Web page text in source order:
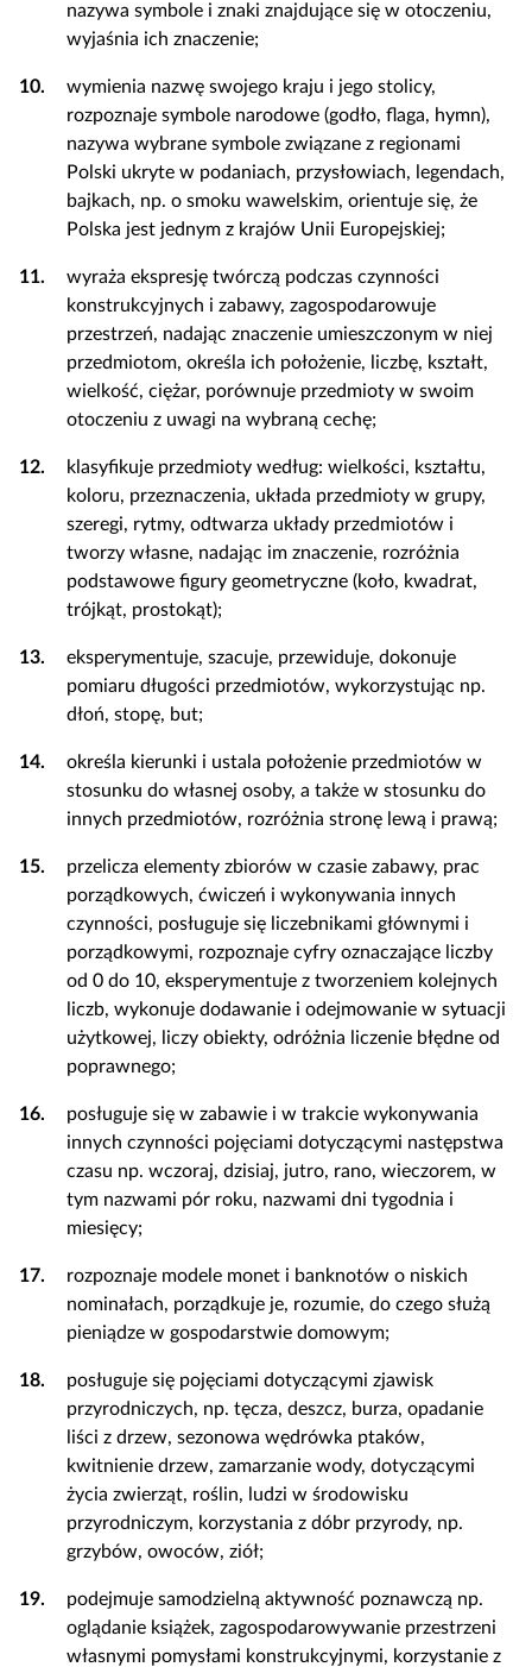
nazywa symbole i znaki znajdujące się w otoczeniu,
wyjaśnia ich znaczenie;
10.
wymienia nazwę swojego kraju i jego stolicy,
rozpoznaje symbole narodowe (godło, flaga, hymn),
nazywa wybrane symbole związane z regionami
Polski ukryte w podaniach, przysłowiach, legendach,
bajkach, np. o smoku wawelskim, orientuje się, że
Polska jest jednym z krajów Unii Europejskiej;
11.
wyraża ekspresję twórczą podczas czynności
konstrukcyjnych i zabawy, zagospodarowuje
przestrzeń, nadając znaczenie umieszczonym w niej
przedmiotom, określa ich położenie, liczbę, kształt,
wielkość, ciężar, porównuje przedmioty w swoim
otoczeniu z uwagi na wybraną cechę;
12.
klasyfikuje przedmioty według: wielkości, kształtu,
koloru, przeznaczenia, układa przedmioty w grupy,
szeregi, rytmy, odtwarza układy przedmiotów i
tworzy własne, nadając im znaczenie, rozróżnia
podstawowe figury geometryczne (koło, kwadrat,
trójkąt, prostokąt);
13.
eksperymentuje, szacuje, przewiduje, dokonuje
pomiaru długości przedmiotów, wykorzystując np.
dłoń, stopę, but;
14.
określa kierunki i ustala położenie przedmiotów w
stosunku do własnej osoby, a także w stosunku do
innych przedmiotów, rozróżnia stronę lewą i prawą;
15.
przelicza elementy zbiorów w czasie zabawy, prac
porządkowych, ćwiczeń i wykonywania innych
czynności, posługuje się liczebnikami głównymi i
porządkowymi, rozpoznaje cyfry oznaczające liczby
od 0 do 10, eksperymentuje z tworzeniem kolejnych
liczb, wykonuje dodawanie i odejmowanie w sytuacji
użytkowej, liczy obiekty, odróżnia liczenie błędne od
poprawnego;
16.
posługuje się w zabawie i w trakcie wykonywania
innych czynności pojęciami dotyczącymi następstwa
czasu np. wczoraj, dzisiaj, jutro, rano, wieczorem, w
tym nazwami pór roku, nazwami dni tygodnia i
miesięcy;
17.
rozpoznaje modele monet i banknotów o niskich
nominałach, porządkuje je, rozumie, do czego służą
pieniądze w gospodarstwie domowym;
18.
posługuje się pojęciami dotyczącymi zjawisk
przyrodniczych, np. tęcza, deszcz, burza, opadanie
liści z drzew, sezonowa wędrówka ptaków,
kwitnienie drzew, zamarzanie wody, dotyczącymi
życia zwierząt, roślin, ludzi w środowisku
przyrodniczym, korzystania z dóbr przyrody, np.
grzybów, owoców, ziół;
19.
podejmuje samodzielną aktywność poznawczą np.
oglądanie książek, zagospodarowywanie przestrzeni
własnymi pomysłami konstrukcyjnymi, korzystanie z